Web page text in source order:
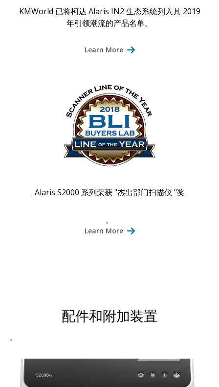
KMWorld 已将柯达 Alaris IN2 生态系统列入其 2019
年引领潮流的产品名单。
Learn More
Alaris S2000 系列荣获 "杰出部门扫描仪 "奖
。
Learn More
配件和附加装置
。